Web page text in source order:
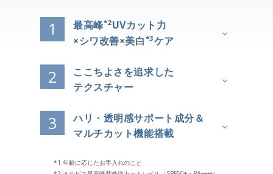
1 最高峰*2UVカット力
×シワ改善×美白 *3ケア
2
ここちよさを追求した
テクスチャー
3
ハリ・透明感サポート成分＆
マルチカット機能搭載
*1 年齢に応じたお手入れのこと